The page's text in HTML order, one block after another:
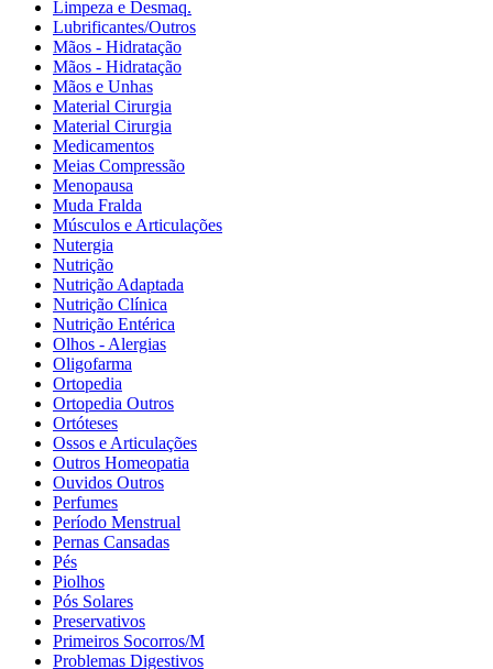
Limpeza e Desmaq.
Lubrificantes/Outros
Mãos - Hidratação
Mãos - Hidratação
Mãos e Unhas
Material Cirurgia
Material Cirurgia
Medicamentos
Meias Compressão
Menopausa
Muda Fralda
Músculos e Articulações
Nutergia
Nutrição
Nutrição Adaptada
Nutrição Clínica
Nutrição Entérica
Olhos - Alergias
Oligofarma
Ortopedia
Ortopedia Outros
Ortóteses
Ossos e Articulações
Outros Homeopatia
Ouvidos Outros
Perfumes
Período Menstrual
Pernas Cansadas
Pés
Piolhos
Pós Solares
Preservativos
Primeiros Socorros/M
Problemas Digestivos